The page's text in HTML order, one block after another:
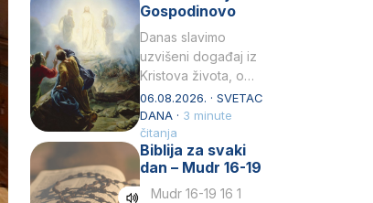
Gospodinovo
Danas slavimo
uzvišeni događaj iz
Kristova života, o
kojem nas izvješćuju
evanđelisti Matej,
Marko i Luka te sveti
Petar u svojoj
drugoj…
06.08.2026. · SVETAC
DANA · 3 minute
čitanja
Biblija za svaki
dan – Mudr 16-19
Mudr 16-19 16 1